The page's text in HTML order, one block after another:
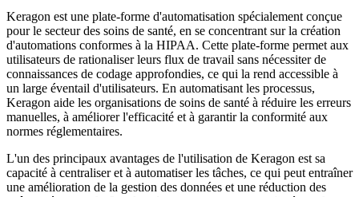
Keragon est une plate-forme d'automatisation spécialement conçue
pour le secteur des soins de santé, en se concentrant sur la création
d'automations conformes à la HIPAA. Cette plate-forme permet aux
utilisateurs de rationaliser leurs flux de travail sans nécessiter de
connaissances de codage approfondies, ce qui la rend accessible à
un large éventail d'utilisateurs. En automatisant les processus,
Keragon aide les organisations de soins de santé à réduire les erreurs
manuelles, à améliorer l'efficacité et à garantir la conformité aux
normes réglementaires.
L'un des principaux avantages de l'utilisation de Keragon est sa
capacité à centraliser et à automatiser les tâches, ce qui peut entraîner
une amélioration de la gestion des données et une réduction des